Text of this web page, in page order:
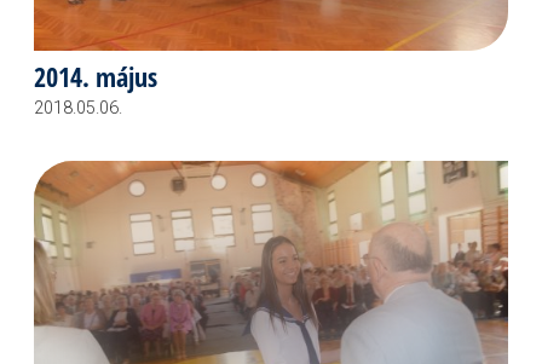
2014. május
2018.05.06.